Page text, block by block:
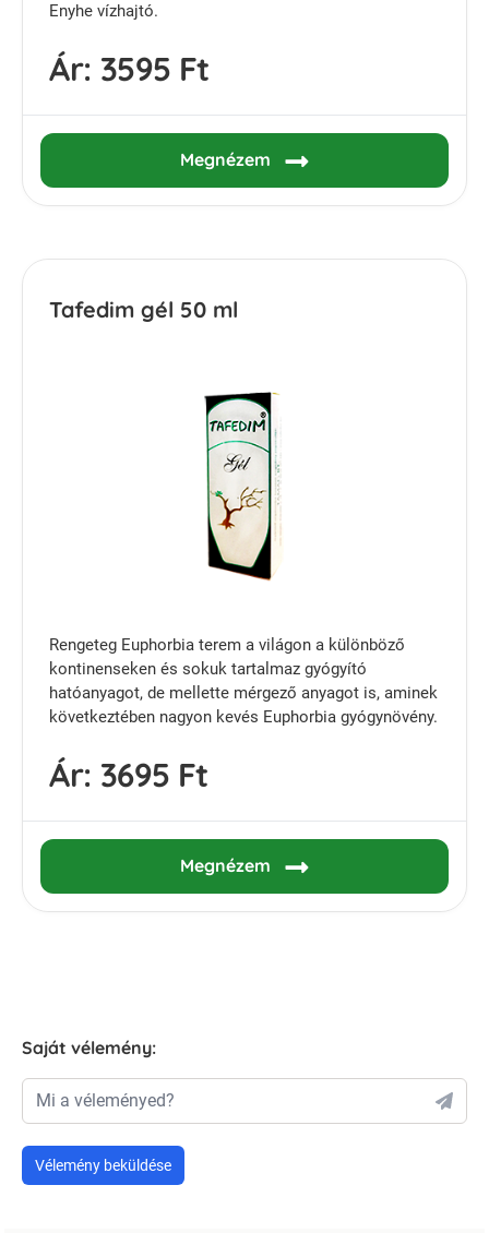
Enyhe vízhajtó.
Ár: 3595 Ft
Megnézem
Tafedim gél 50 ml
Rengeteg Euphorbia terem a világon a különböző
kontinenseken és sokuk tartalmaz gyógyító
hatóanyagot, de mellette mérgező anyagot is, aminek
következtében nagyon kevés Euphorbia gyógynövény.
Ár: 3695 Ft
Megnézem
Saját vélemény:
Mi a véleményed?
Vélemény beküldése